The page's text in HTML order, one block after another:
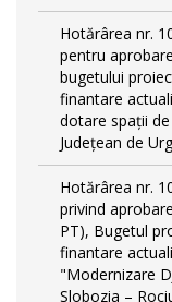
Hotărârea nr.
pentru
bugetului
finantare
dotare spații
Județean de
Hotărârea nr.
privind
PT), Bugetul
finantare
"Modernizare
Slobozia –